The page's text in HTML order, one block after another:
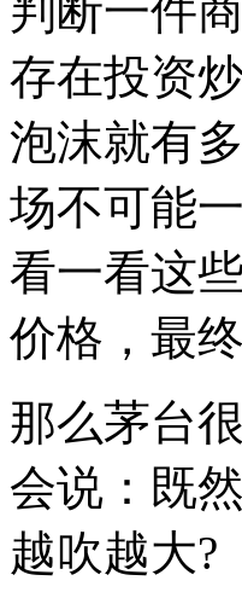
判断一件
存在投资
泡沫就有
场不可能
看一看这
价格，最
那么茅台
会说：既
越吹越大?